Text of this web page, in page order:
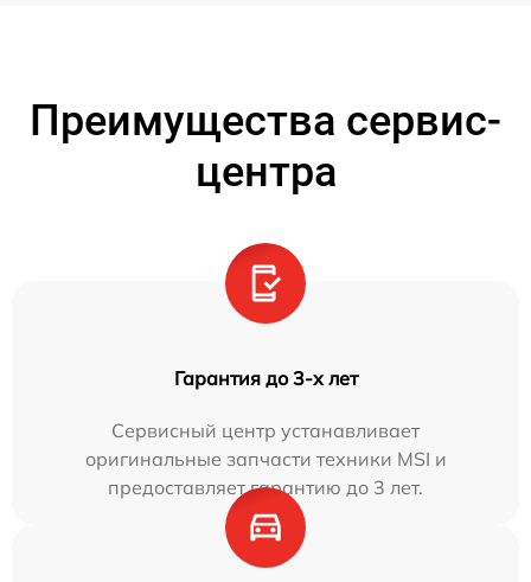
Преимущества сервис-
центра
Гарантия до 3-х лет
Сервисный центр устанавливает
оригинальные запчасти техники MSI и
предоставляет гарантию до 3 лет.